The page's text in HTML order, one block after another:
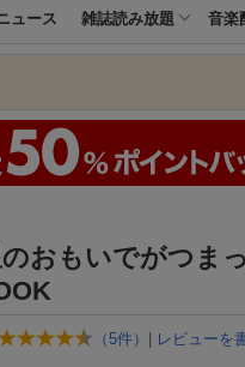
ュース 雑誌読み放題 音楽
おもいでがつまっ
（5件） | レビューを